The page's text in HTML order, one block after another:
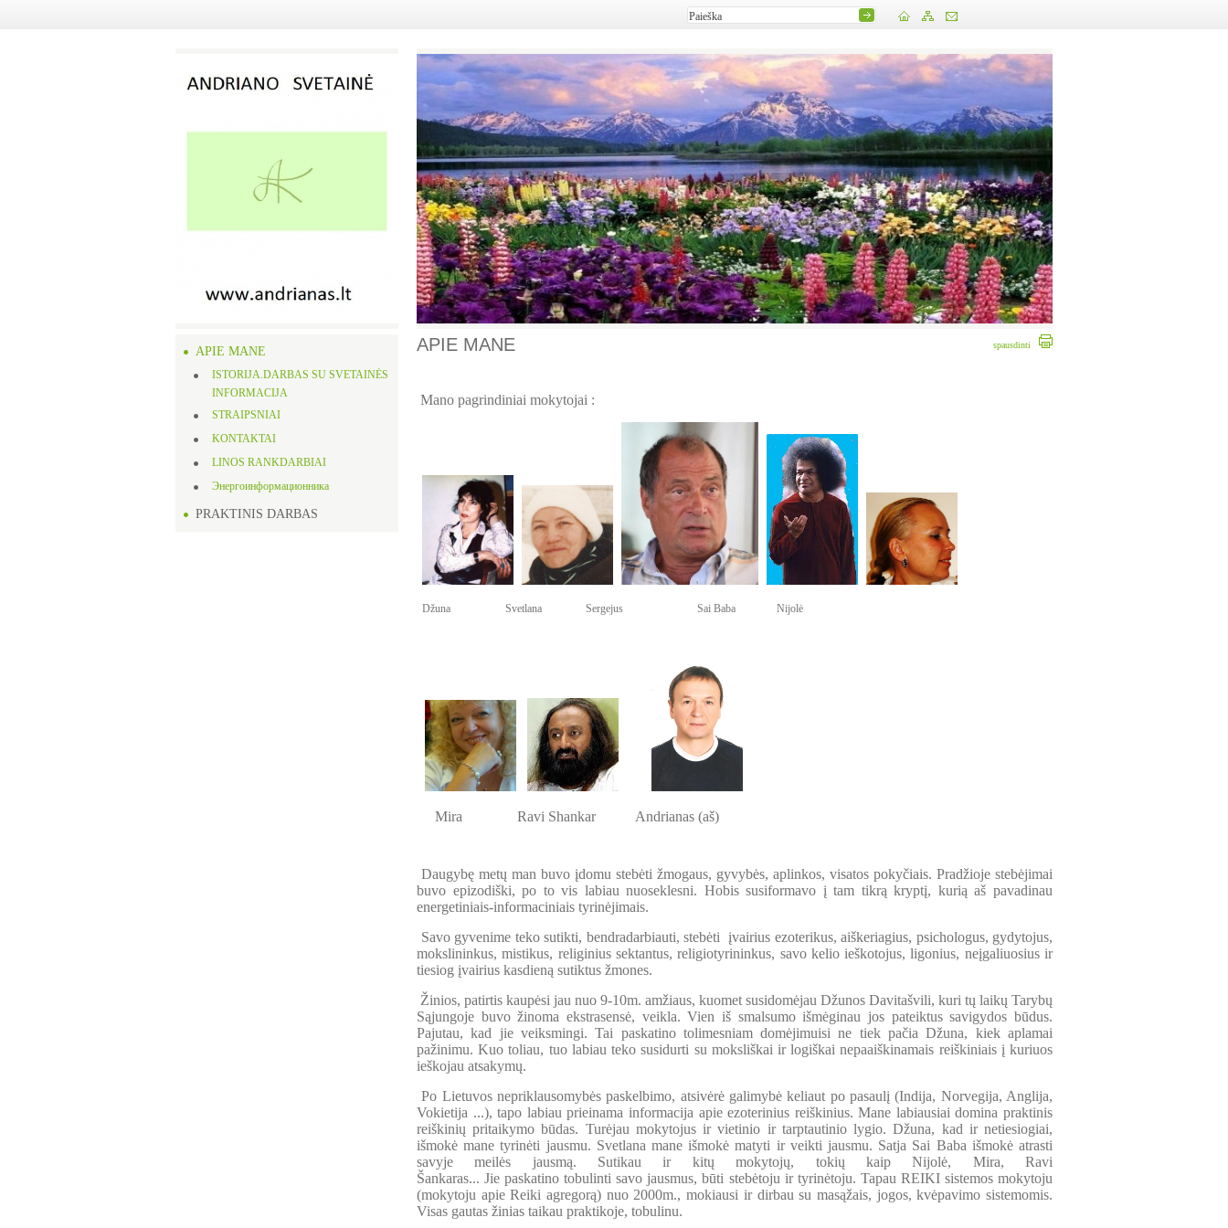
APIE MANE
ISTORIJA.DARBAS SU SVETAINĖS
INFORMACIJA
STRAIPSNIAI
KONTAKTAI
LINOS RANKDARBIAI
Энергоинформационника
PRAKTINIS DARBAS
APIE MANE spausdinti
Mano pagrindiniai mokytojai :
Džuna Svetlana Sergejus Sai Baba Nijolė
Mira Ravi Shankar Andrianas (aš)
Daugybę metų man buvo įdomu stebėti žmogaus, gyvybės, aplinkos, visatos pokyčiais. Pradžioje stebėjimai
buvo epizodiški, po to vis labiau nuoseklesni. Hobis susiformavo į tam tikrą kryptį, kurią aš pavadinau
energetiniais-informaciniais tyrinėjimais.
Savo gyvenime teko sutikti, bendradarbiauti, stebėti įvairius ezoterikus, aiškeriagius, psichologus, gydytojus,
mokslininkus, mistikus, religinius sektantus, religiotyrininkus, savo kelio ieškotojus, ligonius, neįgaliuosius ir
tiesiog įvairius kasdieną sutiktus žmones.
Žinios, patirtis kaupėsi jau nuo 9-10m. amžiaus, kuomet susidomėjau Džunos Davitašvili, kuri tų laikų Tarybų
Sąjungoje buvo žinoma ekstrasensė, veikla. Vien iš smalsumo išmėginau jos pateiktus savigydos būdus.
Pajutau, kad jie veiksmingi. Tai paskatino tolimesniam domėjimuisi ne tiek pačia Džuna, kiek aplamai
pažinimu. Kuo toliau, tuo labiau teko susidurti su moksliškai ir logiškai nepaaiškinamais reiškiniais į kuriuos
ieškojau atsakymų.
Po Lietuvos nepriklausomybės paskelbimo, atsivėrė galimybė keliaut po pasaulį (Indija, Norvegija, Anglija,
Vokietija ...), tapo labiau prieinama informacija apie ezoterinius reiškinius. Mane labiausiai domina praktinis
reiškinių pritaikymo būdas. Turėjau mokytojus ir vietinio ir tarptautinio lygio. Džuna, kad ir netiesiogiai,
išmokė mane tyrinėti jausmu. Svetlana mane išmokė matyti ir veikti jausmu. Satja Sai Baba išmokė atrasti
savyje meilės jausmą. Sutikau ir kitų mokytojų, tokių kaip Nijolė, Mira, Ravi
Šankaras... Jie paskatino tobulinti savo jausmus, būti stebėtoju ir tyrinėtoju. Tapau REIKI sistemos mokytoju
(mokytoju apie Reiki agregorą) nuo 2000m., mokiausi ir dirbau su masąžais, jogos, kvėpavimo sistemomis.
Visas gautas žinias taikau praktikoje, tobulinu.